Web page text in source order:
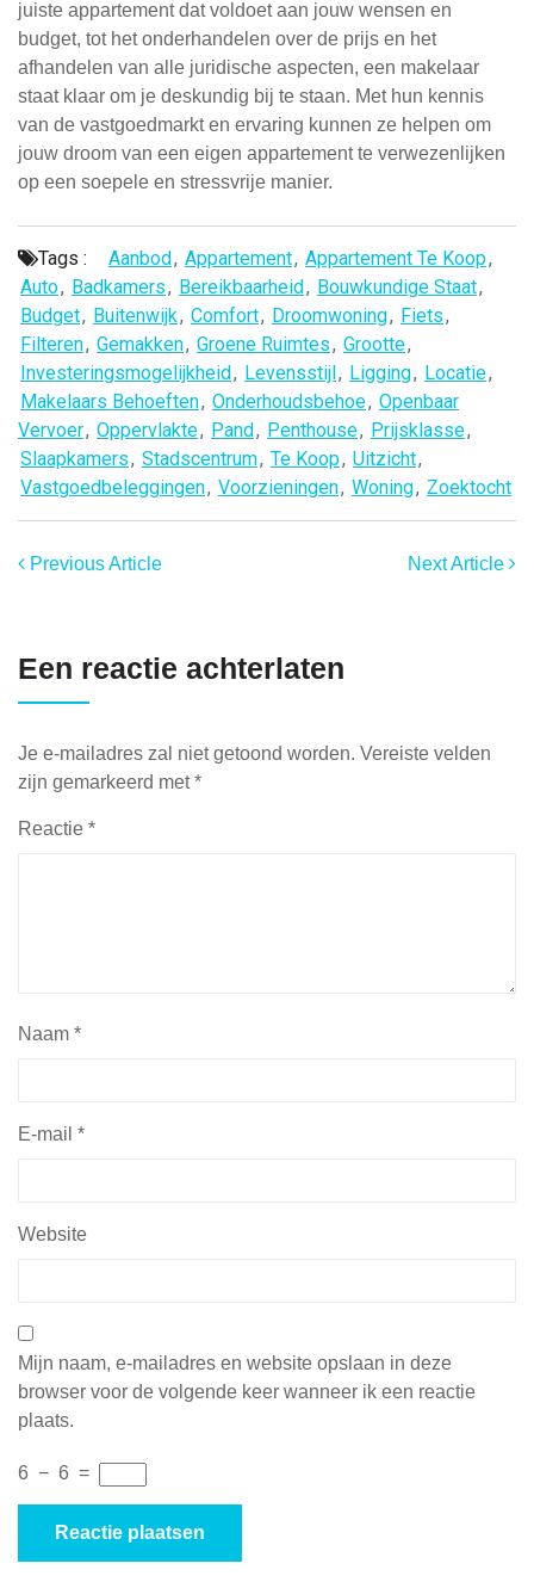
juiste appartement dat voldoet aan jouw wensen en
budget, tot het onderhandelen over de prijs en het
afhandelen van alle juridische aspecten, een makelaar
staat klaar om je deskundig bij te staan. Met hun kennis
van de vastgoedmarkt en ervaring kunnen ze helpen om
jouw droom van een eigen appartement te verwezenlijken
op een soepele en stressvrije manier.
Tags : Aanbod, Appartement, Appartement Te Koop,
Auto, Badkamers, Bereikbaarheid, Bouwkundige Staat,
Budget, Buitenwijk, Comfort, Droomwoning, Fiets,
Filteren, Gemakken, Groene Ruimtes, Grootte,
Investeringsmogelijkheid, Levensstijl, Ligging, Locatie,
Makelaars Behoeften, Onderhoudsbehoe, Openbaar
Vervoer, Oppervlakte, Pand, Penthouse, Prijsklasse,
Slaapkamers, Stadscentrum, Te Koop, Uitzicht,
Vastgoedbeleggingen, Voorzieningen, Woning, Zoektocht
Previous Article Next Article
Een reactie achterlaten
Je e-mailadres zal niet getoond worden. Vereiste velden
zijn gemarkeerd met*
Reactie *
Naam *
E-mail *
Website
Mijn naam, e-mailadres en website opslaan in deze
browser voor de volgende keer wanneer ik een reactie
plaats.
6 − 6 =